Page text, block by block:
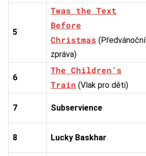
5
Twas the Text
Before
Christmas (Předvánoční
zpráva)
6
The Children’s
Train (Vlak pro děti)
7 Subservience
8 Lucky Baskhar